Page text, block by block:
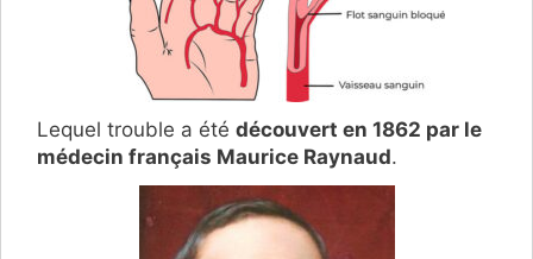
Lequel trouble a été découvert en 1862 par le
médecin français Maurice Raynaud.